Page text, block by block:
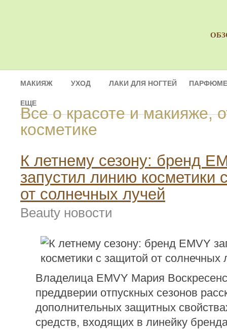
МАКИЯЖ УХОД ЛАКИ ДЛЯ НОГТЕЙ
ЕЩЕ
Все о красоте и макияже,
косметике
К летнему сезону: бренд
запустил линию косметики
от солнечных лучей
Beauty новости
Владелица EMVY Мария
преддверии отпускных сезонов
дополнительных защитных
средств, входящих в линейку